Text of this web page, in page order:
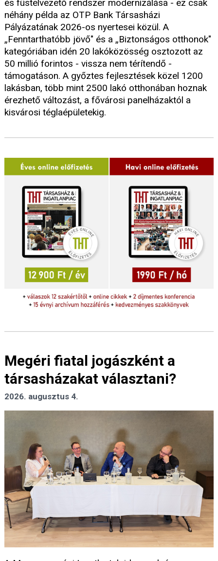
és füstelvezető rendszer modernizálása - ez csak
néhány példa az OTP Bank Társasházi
Pályázatának 2026-os nyertesei közül. A
„Fenntarthatóbb jövő" és a „Biztonságos otthonok"
kategóriában idén 20 lakóközösség osztozott az
50 millió forintos - vissza nem térítendő -
támogatáson. A győztes fejlesztések közel 1200
lakásban, több mint 2500 lakó otthonában hoznak
érezhető változást, a fővárosi panelházaktól a
kisvárosi téglaépületekig.
Megéri fiatal jogászként a
társasházakat választani?
2026. augusztus 4.